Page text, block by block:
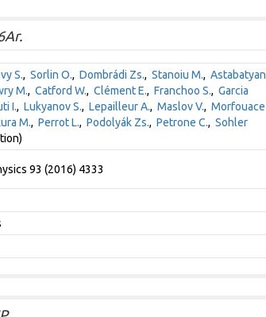
S., Sorlin O., Dombrádi Zs., Stanoiu M., Astabatyan
M., Catford W., Clément E., Franchoo S., Garcia
I., Lukyanov S., Lepailleur A., Maslov V., Morfouace
M., Perrot L., Podolyák Zs., Petrone C., Sohler
93 (2016) 4333